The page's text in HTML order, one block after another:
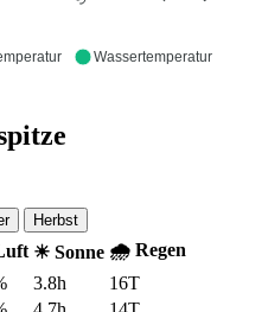
Wassertemperatur
Herbst
☀ Sonne 🌧 Regen
3.8h
16T